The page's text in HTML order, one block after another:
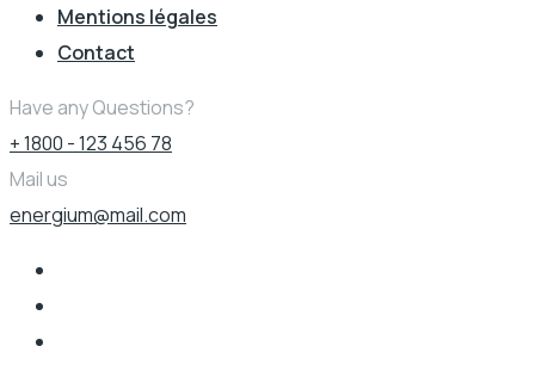
Mentions légales
Contact
Have any Questions?
+ 1800 - 123 456 78
Mail us
energium@mail.com